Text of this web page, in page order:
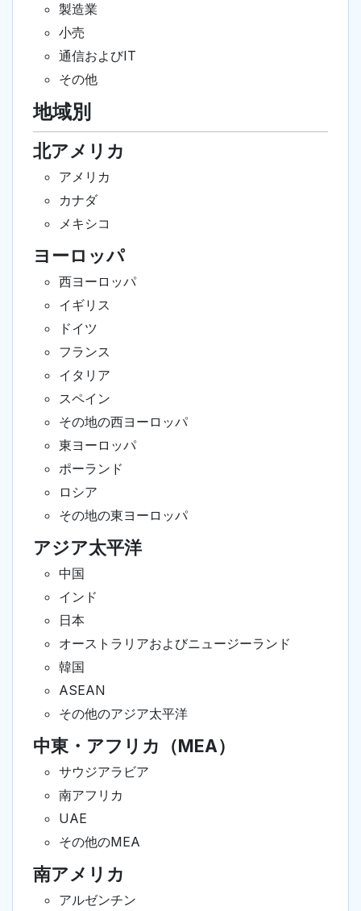
製造業
小売
通信およびIT
その他
地域別
北アメリカ
アメリカ
カナダ
メキシコ
ヨーロッパ
西ヨーロッパ
イギリス
ドイツ
フランス
イタリア
スペイン
その地の西ヨーロッパ
東ヨーロッパ
ポーランド
ロシア
その地の東ヨーロッパ
アジア太平洋
中国
インド
日本
オーストラリアおよびニュージーランド
韓国
ASEAN
その他のアジア太平洋
中東・アフリカ（MEA）
サウジアラビア
南アフリカ
UAE
その他のMEA
南アメリカ
アルゼンチン